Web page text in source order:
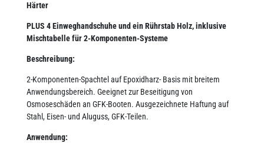
Härter
PLUS 4 Einweghandschuhe und ein Rührstab Holz, inklusive
Mischtabelle für 2-Komponenten-Systeme
Beschreibung:
2-Komponenten-Spachtel auf Epoxidharz- Basis mit breitem
Anwendungsbereich. Geeignet zur Beseitigung von
Osmoseschäden an GFK-Booten. Ausgezeichnete Haftung auf
Stahl, Eisen- und Aluguss, GFK-Teilen.
Anwendung: